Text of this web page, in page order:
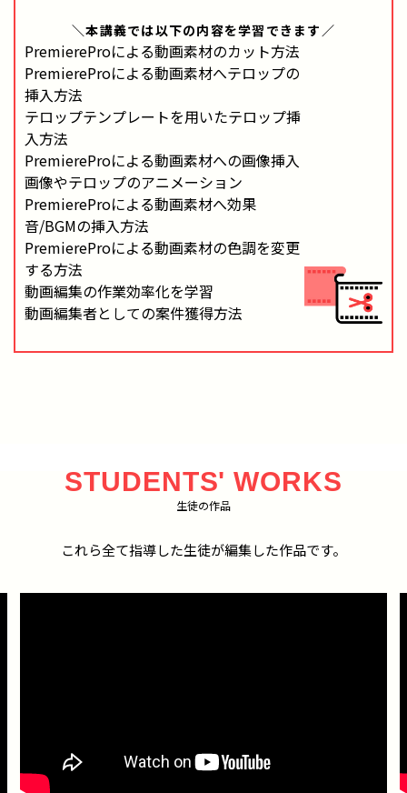
＼本講義では以下の内容を学習できます／
PremiereProによる動画素材のカット方法
PremiereProによる動画素材へテロップの
挿入方法
テロップテンプレートを用いたテロップ挿
入方法
PremiereProによる動画素材への画像挿入
画像やテロップのアニメーション
PremiereProによる動画素材へ効果
音/BGMの挿入方法
PremiereProによる動画素材の色調を変更
する方法
動画編集の作業効率化を学習
動画編集者としての案件獲得方法
STUDENTS' WORKS
生徒の作品
これら全て指導した生徒が編集した作品です。